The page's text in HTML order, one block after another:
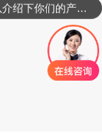
可以介绍下你们的产品么？